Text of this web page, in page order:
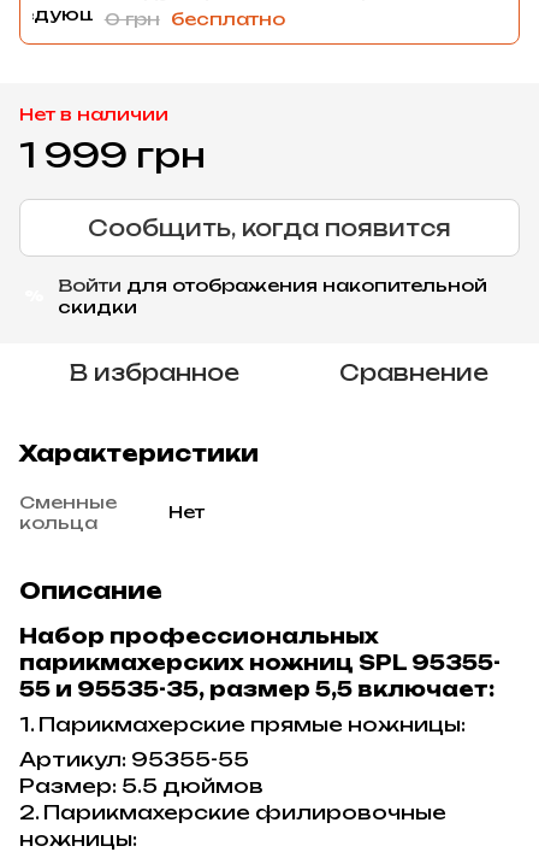
0 грн
бесплатно
Нет в наличии
1 999 грн
Сообщить, когда появится
Войти для отображения накопительной
скидки
В избранное Сравнение
Характеристики
Сменные
кольца
Нет
Описание
Набор профессиональных
парикмахерских ножниц SPL 95355-
55 и 95535-35, размер 5,5 включает:
1. Парикмахерские прямые ножницы:
Артикул: 95355-55
Размер: 5.5 дюймов
2. Парикмахерские филировочные
ножницы: